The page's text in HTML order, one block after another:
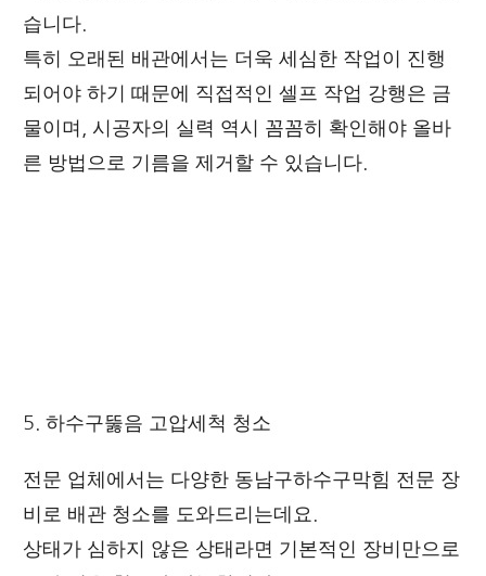
습니다.
특히 오래된 배관에서는 더욱 세심한 작업이 진행
되어야 하기 때문에 직접적인 셀프 작업 강행은 금
물이며, 시공자의 실력 역시 꼼꼼히 확인해야 올바
른 방법으로 기름을 제거할 수 있습니다.
5. 하수구뚫음 고압세척 청소
전문 업체에서는 다양한 동남구하수구막힘 전문 장
비로 배관 청소를 도와드리는데요.
상태가 심하지 않은 상태라면 기본적인 장비만으로